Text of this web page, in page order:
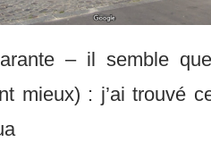
– il semble
mieux) : j’ai trouvé